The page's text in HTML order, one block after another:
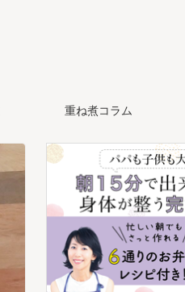
重ね煮コラム